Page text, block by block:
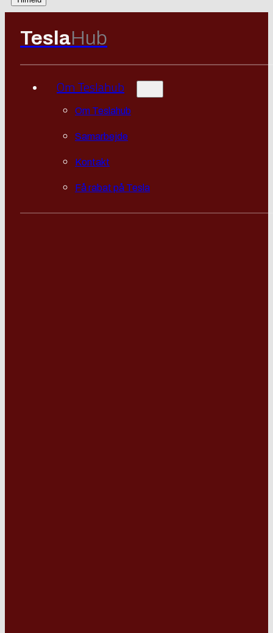
TeslaHub
Om Teslahub
Om Teslahub
Samarbejde
Kontakt
Få rabat på Tesla